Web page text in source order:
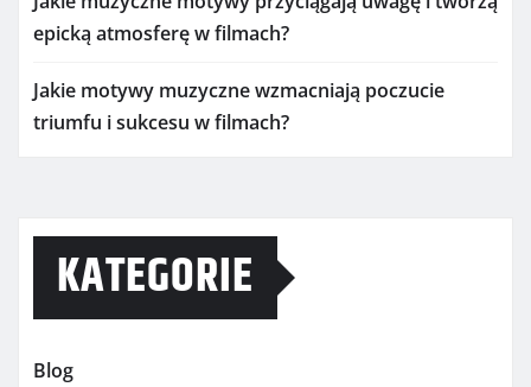
epicką atmosferę w filmach?
Jakie motywy muzyczne wzmacniają poczucie
triumfu i sukcesu w filmach?
KATEGORIE
Blog